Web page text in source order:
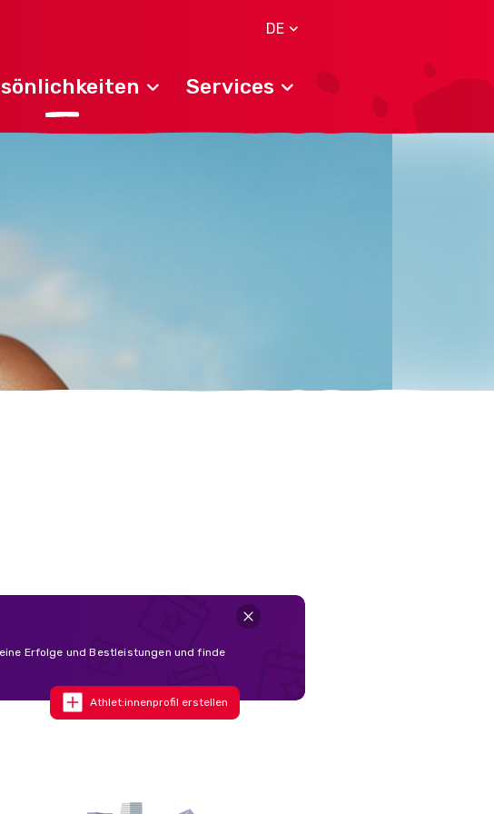
DE
Services
Erfolge und Bestleistungen und finde
Athlet:innenprofil erstellen